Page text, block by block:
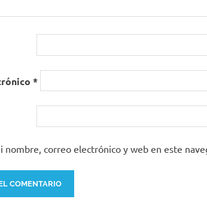
*
nombre, correo electrónico y web en este